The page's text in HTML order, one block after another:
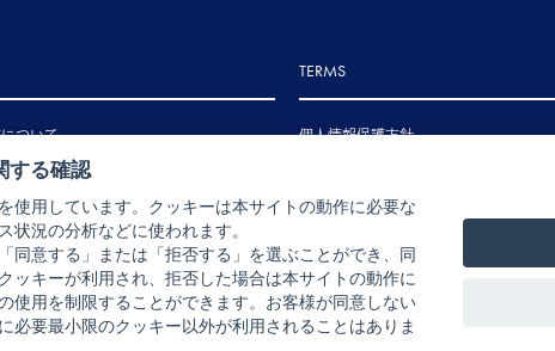
ついて
いて
いて
ル・返品・交換について
TERMS
個人情報保護方針
する確認
使用しています。クッキーは本サイトの動作に必要な
状況の分析などに使われます。
同意する」または「拒否する」を選ぶことができ、同
ッキーが利用され、拒否した場合は本サイトの動作に
使用を制限することができます。お客様が同意しない
必要最小限のクッキー以外が利用されることはありま